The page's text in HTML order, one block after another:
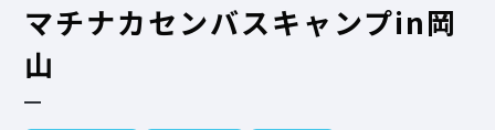
マチナカセンバスキャンプin岡
山